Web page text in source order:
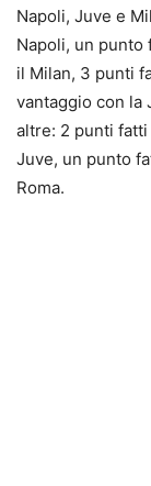
Napoli, Juve e
Napoli, un punto
il Milan, 3 punti
vantaggio con la
altre: 2 punti
Juve, un punto
Roma.